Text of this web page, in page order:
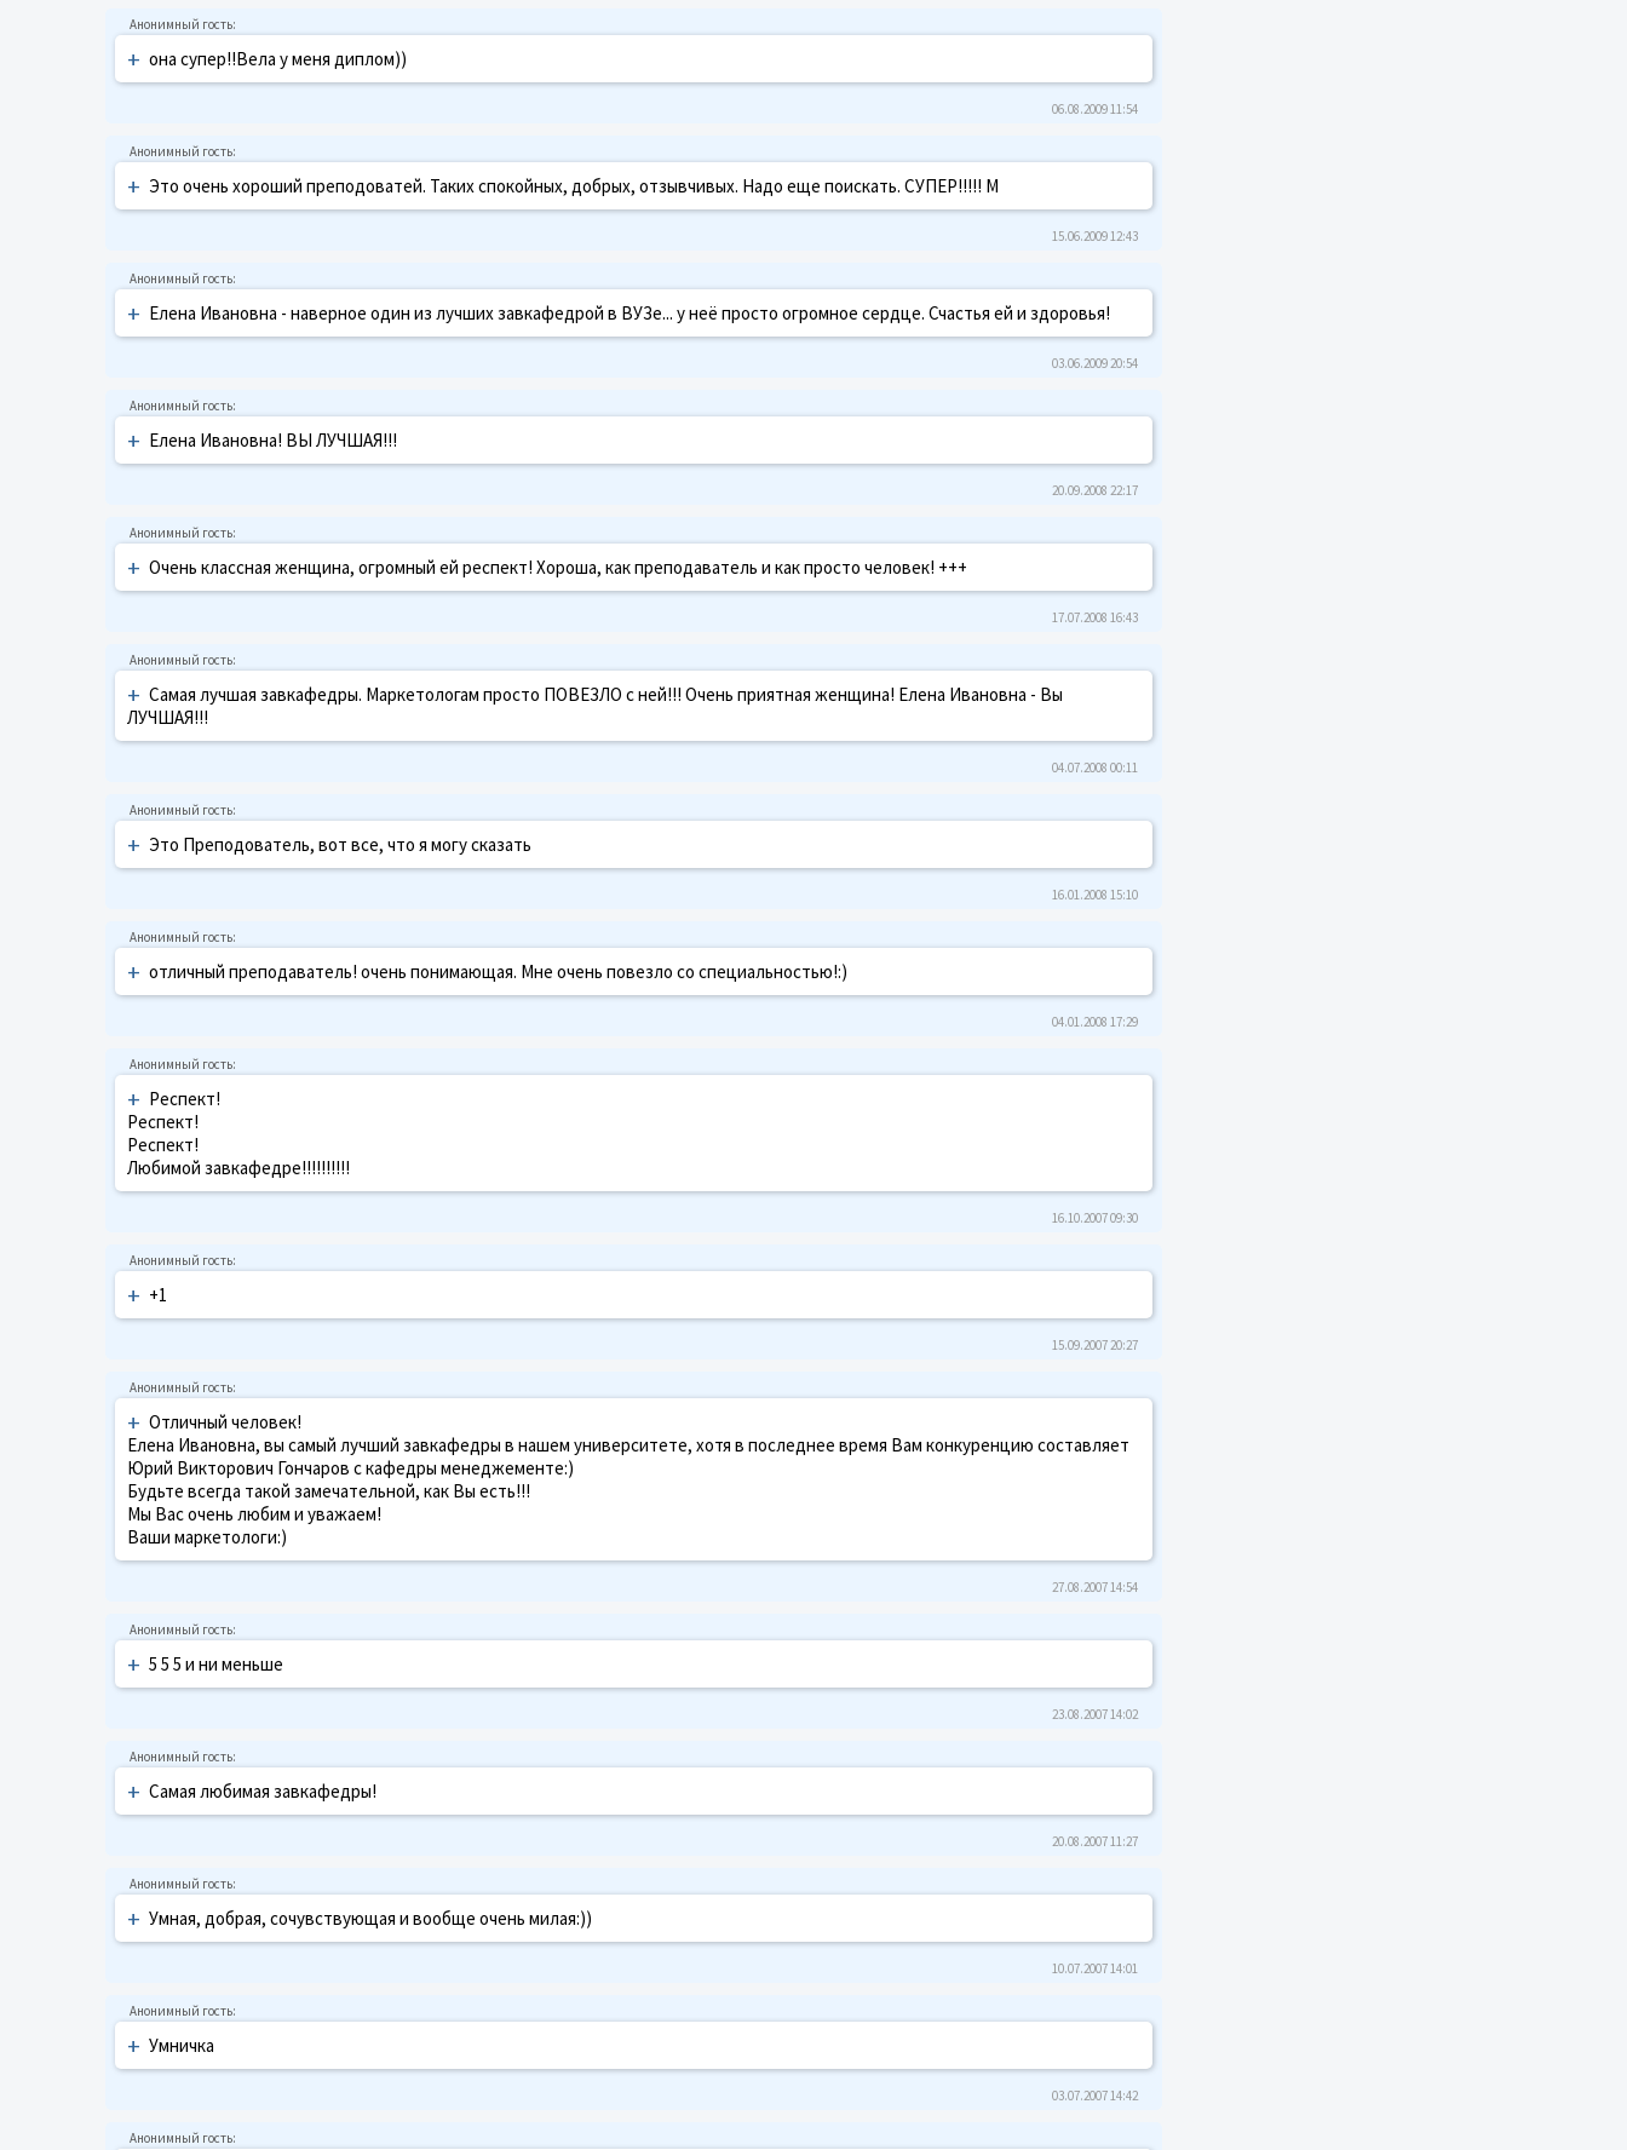
+ она супер!!Вела у меня диплом))
06.08.2009 11:54
+ Это очень хороший преподоватей. Таких спокойных, добрых, отзывчивых. Надо еще поискать. СУПЕР!!!!! М
15.06.2009 12:43
+ Елена Ивановна - наверное один из лучших завкафедрой в ВУЗе... у неё просто огромное сердце. Счастья ей и здоровья!
03.06.2009 20:54
+ Елена Ивановна! ВЫ ЛУЧШАЯ!!!
20.09.2008 22:17
+ Очень классная женщина, огромный ей респект! Хороша, как преподаватель и как просто человек! +++
17.07.2008 16:43
+ Самая лучшая завкафедры. Маркетологам просто ПОВЕЗЛО с ней!!! Очень приятная женщина! Елена Ивановна - Вы
ЛУЧШАЯ!!!
04.07.2008 00:11
+ Это Преподователь, вот все, что я могу сказать
16.01.2008 15:10
+ отличный преподаватель! очень понимающая. Мне очень повезло со специальностью!:)
04.01.2008 17:29
+ Респект!
Респект!
Респект!
Любимой завкафедре!!!!!!!!!!
16.10.2007 09:30
+ +1
15.09.2007 20:27
+ Отличный человек!
Елена Ивановна, вы самый лучший завкафедры в нашем университете, хотя в последнее время Вам конкуренцию составляет
Юрий Викторович Гончаров с кафедры менеджементе:)
Будьте всегда такой замечательной, как Вы есть!!!
Мы Вас очень любим и уважаем!
Ваши маркетологи:)
27.08.2007 14:54
+ 5 5 5 и ни меньше
23.08.2007 14:02
+ Самая любимая завкафедры!
20.08.2007 11:27
+ Умная, добрая, сочувствующая и вообще очень милая:))
10.07.2007 14:01
+ Умничка
03.07.2007 14:42